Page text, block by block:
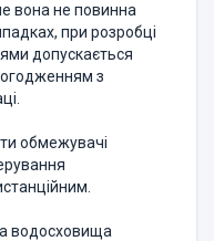
вона не повинна
при розробці
допускається
з
обмежувачі
водосховища